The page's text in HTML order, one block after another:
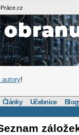
autory!
Články Učebnice